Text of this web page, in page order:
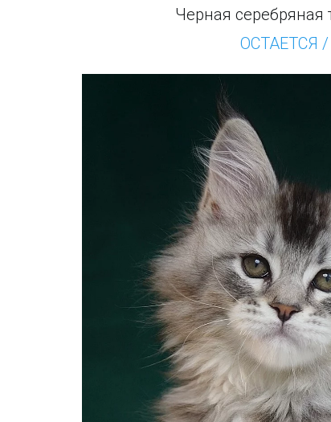
Черная серебряная
ОСТАЕТСЯ /